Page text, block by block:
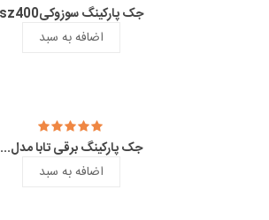
جک پارکینگ سوزوکیsz400
اضافه به سبد
جک پارکینگ برقی تابا مدل...
اضافه به سبد